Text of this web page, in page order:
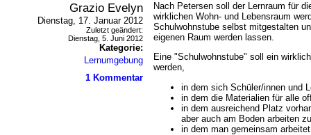
Grazio Evelyn
Dienstag, 17. Januar 2012
Zuletzt geändert:
Dienstag, 5. Juni 2012
Kategorie:
Lernumgebung
1 Kommentar
Nach Petersen soll der Lernraum für
wirklichen Wohn- und Lebensraum
Schulwohnstube selbst mitgestalten
eigenen Raum werden lassen.
Eine "Schulwohnstube" soll ein
werden,
in dem sich Schüler/innen und
in dem die Materialien für alle
in dem ausreichend Platz
aber auch am Boden arbeiten
in dem man gemeinsam